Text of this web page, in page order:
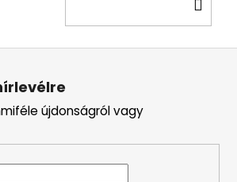
újdonságról vagy